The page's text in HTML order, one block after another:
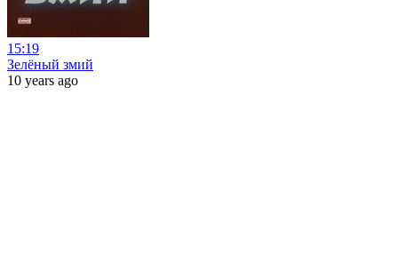
15:19
Зелёный змий
10 years ago